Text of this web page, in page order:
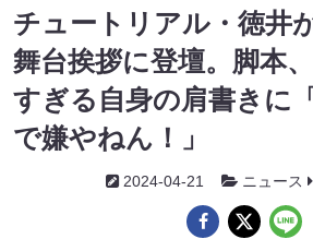
チュートリアル・徳井
舞台挨拶に登壇。脚本
すぎる自身の肩書きに
で嫌やねん！」
2024-04-21 ニュース